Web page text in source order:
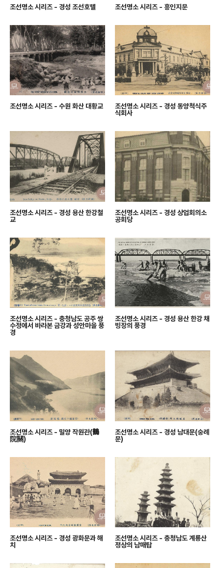
조선명소 시리즈 - 경성 조선호텔 조선명소 시리즈 - 흥인지문
조선명소 시리즈 - 수원 화산 대황교
조선명소 시리즈 - 경성 동양척식주
식회사
조선명소 시리즈 - 경성 용산 한강철
교
조선명소 시리즈 - 경성 상업회의소
공회당
조선명소 시리즈 - 충청남도 공주 쌍
수정에서 바라본 금강과 성안마을 풍
경
조선명소 시리즈 - 경성 용산 한강 채
빙장의 풍경
조선명소 시리즈 - 밀양 작원관(鵲
院關)
조선명소 시리즈 - 경성 남대문(숭례
문)
조선명소 시리즈 - 경성 광화문과 해
치
조선명소 시리즈 - 충청남도 계룡산
정상의 남매탑